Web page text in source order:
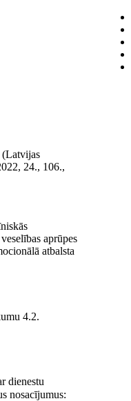
(Latvijas
24., 106.,
aprūpes
atbalsta
4.2.
dienestu
nosacījumus: